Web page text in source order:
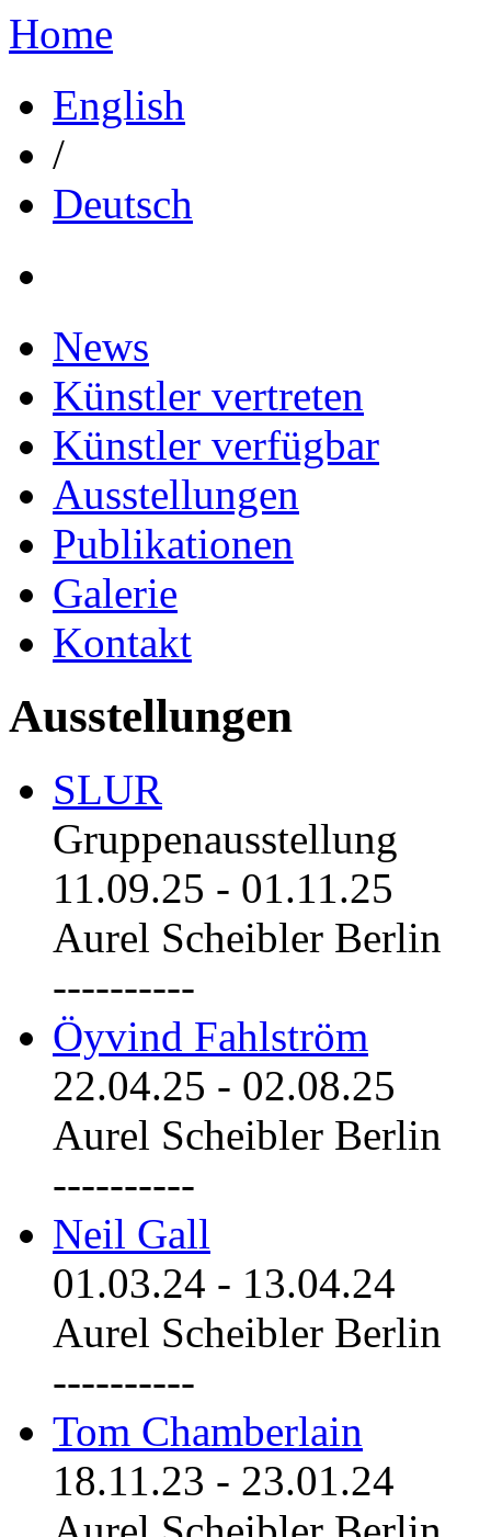
Home
English
/
Deutsch
News
Künstler vertreten
Künstler verfügbar
Ausstellungen
Publikationen
Galerie
Kontakt
Ausstellungen
SLUR
Gruppenausstellung
11.09.25 - 01.11.25
Aurel Scheibler Berlin
----------
Öyvind Fahlström
22.04.25 - 02.08.25
Aurel Scheibler Berlin
----------
Neil Gall
01.03.24 - 13.04.24
Aurel Scheibler Berlin
----------
Tom Chamberlain
18.11.23 - 23.01.24